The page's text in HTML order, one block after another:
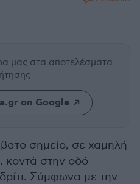
μας στα αποτελέσματα
on Google
σημείο, σε χαμηλή
στην οδό
Σύμφωνα με την